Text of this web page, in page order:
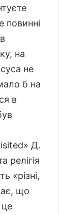
на
не
б на
в
Д.
«різні,
що